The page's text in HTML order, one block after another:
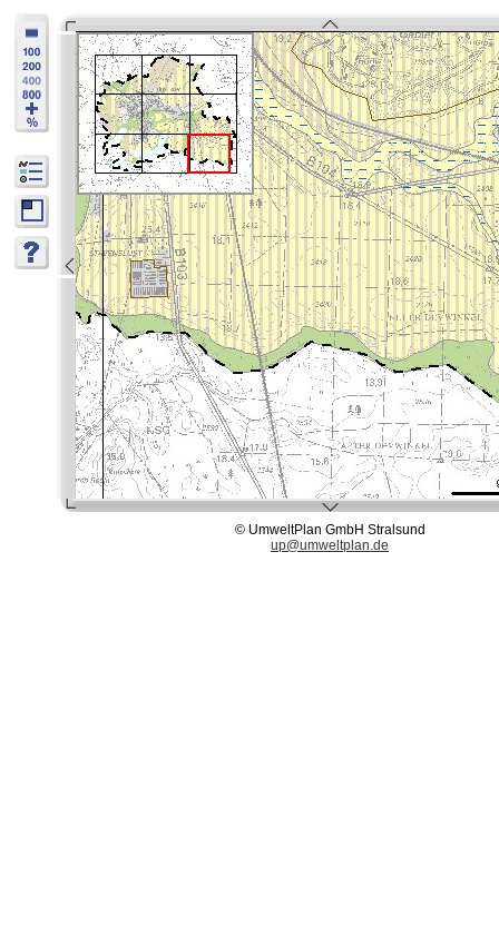
© UmweltPlan GmbH Stralsund
up@umweltplan.de